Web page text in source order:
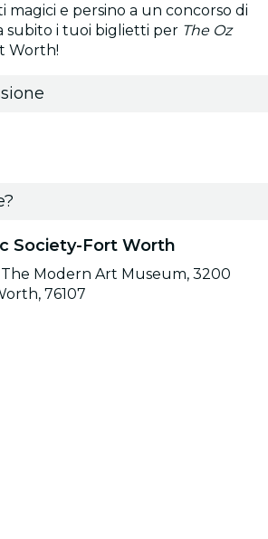
magici e persino a un concorso di
subito i tuoi biglietti per The Oz
Worth!
Society-Fort Worth
Modern Art Museum, 3200
76107